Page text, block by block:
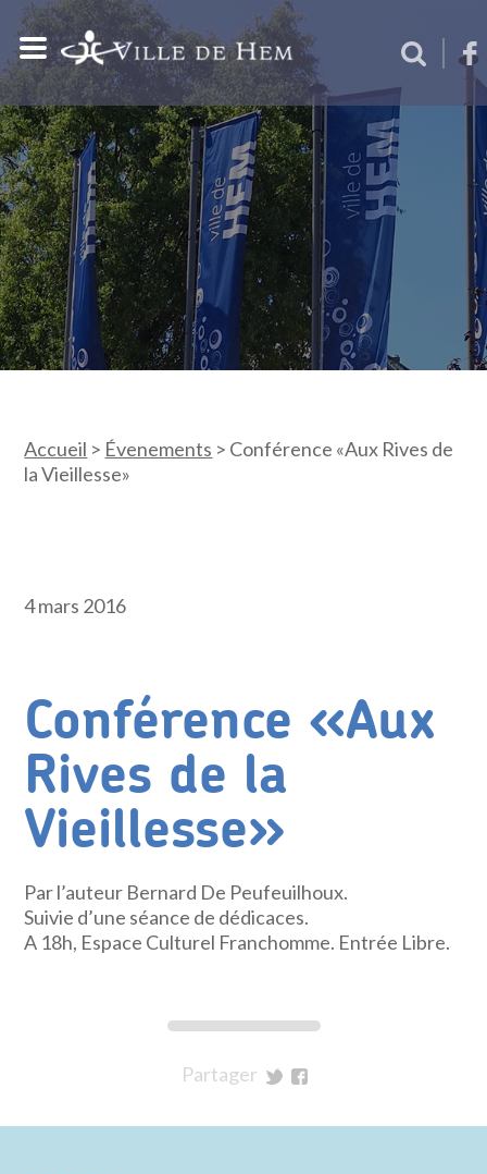
Accueil > Évenements > Conférence «Aux Rives de
la Vieillesse»
4 mars 2016
Conférence «Aux
Rives de la
Vieillesse»
Par l’auteur Bernard De Peufeuilhoux.
Suivie d’une séance de dédicaces.
A 18h, Espace Culturel Franchomme. Entrée Libre.
Partager
Twitter
Facebook